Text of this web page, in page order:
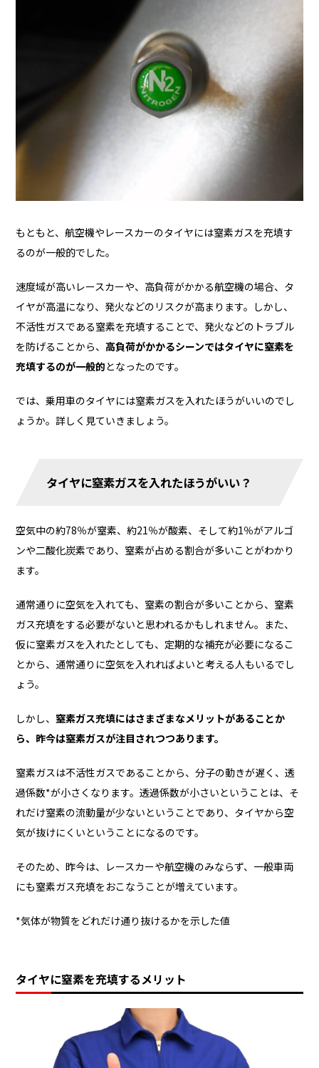
もともと、航空機やレースカーのタイヤには窒素ガスを充填す
るのが一般的でした。
速度域が高いレースカーや、高負荷がかかる航空機の場合、タ
イヤが高温になり、発火などのリスクが高まります。しかし、
不活性ガスである窒素を充填することで、発火などのトラブル
を防げることから、高負荷がかかるシーンではタイヤに窒素を
充填するのが一般的となったのです。
では、乗用車のタイヤには窒素ガスを入れたほうがいいのでし
ょうか。詳しく見ていきましょう。
タイヤに窒素ガスを入れたほうがいい？
空気中の約78％が窒素、約21％が酸素、そして約1％がアルゴ
ンや二酸化炭素であり、窒素が占める割合が多いことがわかり
ます。
通常通りに空気を入れても、窒素の割合が多いことから、窒素
ガス充填をする必要がないと思われるかもしれません。また、
仮に窒素ガスを入れたとしても、定期的な補充が必要になるこ
とから、通常通りに空気を入れればよいと考える人もいるでし
ょう。
しかし、 窒素ガス充填にはさまざまなメリットがあることか
ら、昨今は窒素ガスが注目されつつあります。
窒素ガスは不活性ガスであることから、分子の動きが遅く、透
過係数*が小さくなります。透過係数が小さいということは、そ
れだけ窒素の流動量が少ないということであり、タイヤから空
気が抜けにくいということになるのです。
そのため、昨今は、レースカーや航空機のみならず、一般車両
にも窒素ガス充填をおこなうことが増えています。
*気体が物質をどれだけ通り抜けるかを示した値
タイヤに窒素を充填するメリット